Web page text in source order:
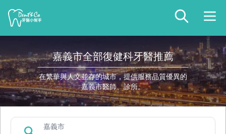
嘉義市全部復健科牙醫推薦
在繁華與人文並存的城市，提供服務品質優異的
嘉義市醫師、診所。
嘉義市